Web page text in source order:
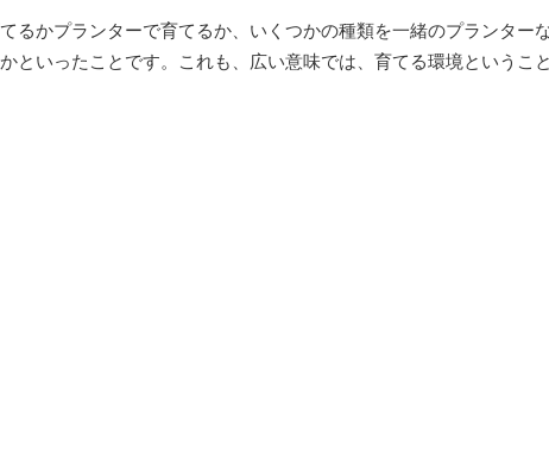
るかプランターで育てるか、いくつかの種類を一緒のプランター
といったことです。これも、広い意味では、育てる環境というこ